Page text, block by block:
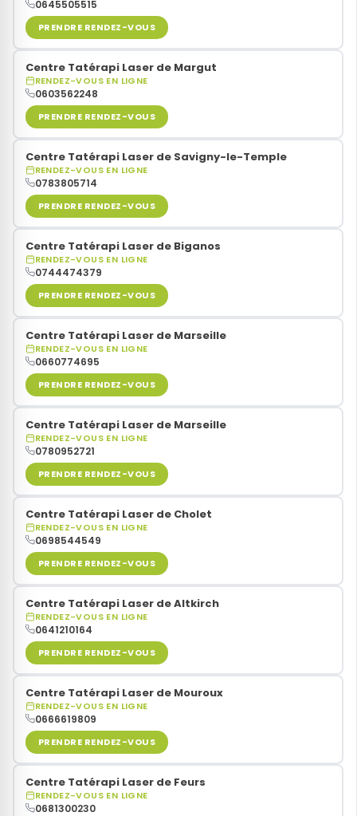
0645505515
PRENDRE RENDEZ-VOUS
Centre Tatérapi Laser de Margut
RENDEZ-VOUS EN LIGNE
0603562248
PRENDRE RENDEZ-VOUS
Centre Tatérapi Laser de Savigny-le-Temple
RENDEZ-VOUS EN LIGNE
0783805714
PRENDRE RENDEZ-VOUS
Centre Tatérapi Laser de Biganos
RENDEZ-VOUS EN LIGNE
0744474379
PRENDRE RENDEZ-VOUS
Centre Tatérapi Laser de Marseille
RENDEZ-VOUS EN LIGNE
0660774695
PRENDRE RENDEZ-VOUS
Centre Tatérapi Laser de Marseille
RENDEZ-VOUS EN LIGNE
0780952721
PRENDRE RENDEZ-VOUS
Centre Tatérapi Laser de Cholet
RENDEZ-VOUS EN LIGNE
0698544549
PRENDRE RENDEZ-VOUS
Centre Tatérapi Laser de Altkirch
RENDEZ-VOUS EN LIGNE
0641210164
PRENDRE RENDEZ-VOUS
Centre Tatérapi Laser de Mouroux
RENDEZ-VOUS EN LIGNE
0666619809
PRENDRE RENDEZ-VOUS
Centre Tatérapi Laser de Feurs
RENDEZ-VOUS EN LIGNE
0681300230